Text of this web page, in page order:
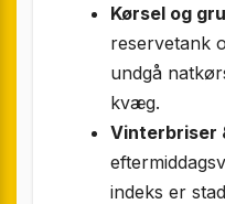
Kørsel og
reservetank
undgå
kvæg.
Vinterbriser
indeks er